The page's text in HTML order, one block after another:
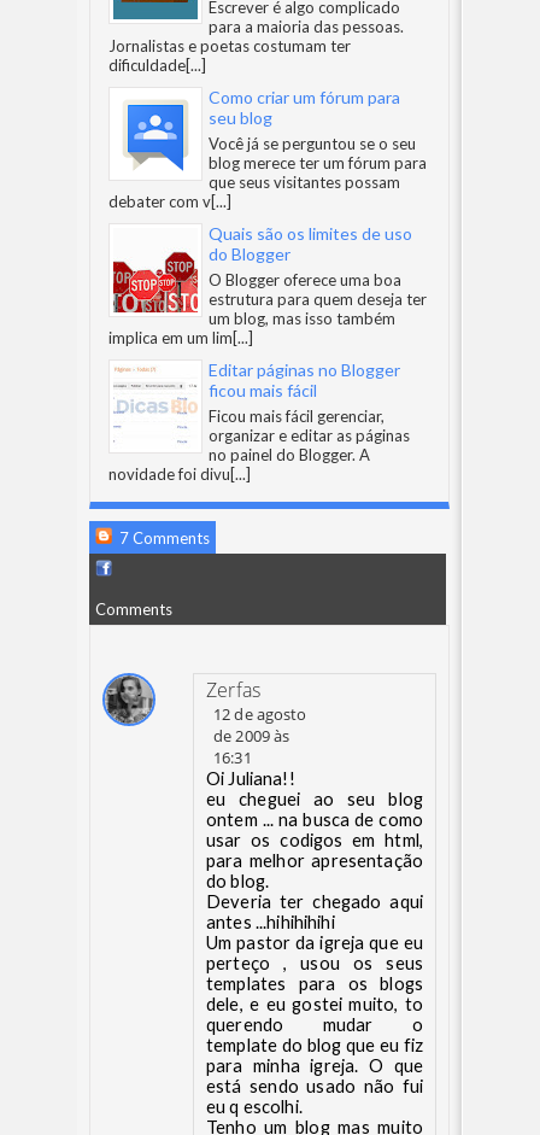
Escrever é algo complicado
para a maioria das pessoas.
Jornalistas e poetas costumam ter
dificuldade[...]
Como criar um fórum para
seu blog
Você já se perguntou se o seu
blog merece ter um fórum para
que seus visitantes possam
debater com v[...]
Quais são os limites de uso
do Blogger
O Blogger oferece uma boa
estrutura para quem deseja ter
um blog, mas isso também
implica em um lim[...]
Editar páginas no Blogger
ficou mais fácil
Ficou mais fácil gerenciar,
organizar e editar as páginas
no painel do Blogger. A
novidade foi divu[...]
7 Comments
Comments
Zerfas
12 de agosto
de 2009 às
16:31
Oi Juliana!!
eu cheguei ao seu blog
ontem ... na busca de como
usar os codigos em html,
para melhor apresentação
do blog.
Deveria ter chegado aqui
antes ...hihihihihi
Um pastor da igreja que eu
perteço , usou os seus
templates para os blogs
dele, e eu gostei muito, to
querendo mudar o
template do blog que eu fiz
para minha igreja. O que
está sendo usado não fui
eu q escolhi.
Tenho um blog mas muito